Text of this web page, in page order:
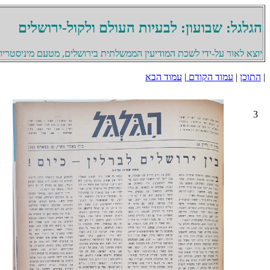
הגלגל: שבועון: לבעיות העולם ולקול-ירושלים
יוצא לאור על-ידי לשכת המודיעין הממשלתית בירושלים, מטעם
| התוכן | עמוד הקודם | עמוד הבא
3